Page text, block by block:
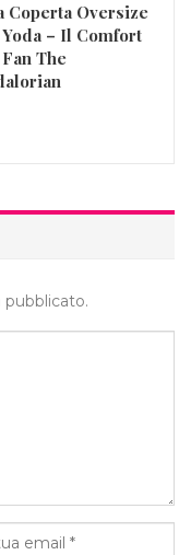
Coperta Oversize
Yoda – Il Comfort
The
pubblicato.